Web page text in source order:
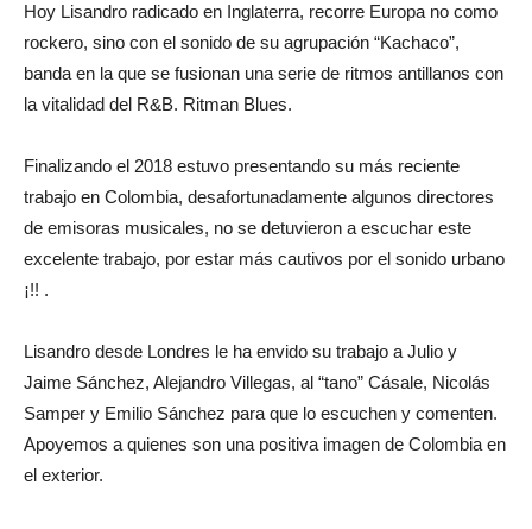
Hoy Lisandro radicado en Inglaterra, recorre Europa no como
rockero, sino con el sonido de su agrupación “Kachaco”,
banda en la que se fusionan una serie de ritmos antillanos con
la vitalidad del R&B. Ritman Blues.
Finalizando el 2018 estuvo presentando su más reciente
trabajo en Colombia, desafortunadamente algunos directores
de emisoras musicales, no se detuvieron a escuchar este
excelente trabajo, por estar más cautivos por el sonido urbano
¡!! .
Lisandro desde Londres le ha envido su trabajo a Julio y
Jaime Sánchez, Alejandro Villegas, al “tano” Cásale, Nicolás
Samper y Emilio Sánchez para que lo escuchen y comenten.
Apoyemos a quienes son una positiva imagen de Colombia en
el exterior.